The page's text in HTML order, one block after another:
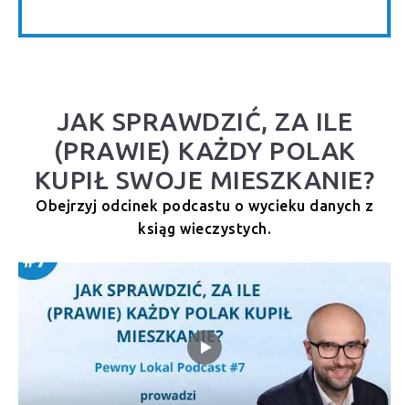
JAK SPRAWDZIĆ, ZA ILE
(PRAWIE) KAŻDY POLAK
KUPIŁ SWOJE MIESZKANIE?
Obejrzyj odcinek podcastu o wycieku danych z
ksiąg wieczystych.